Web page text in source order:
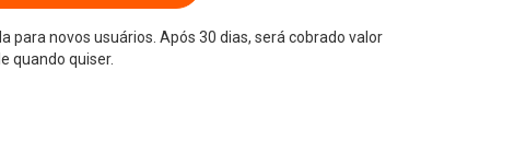
para novos usuários. Após 30 dias, será cobrado valor
quando quiser.